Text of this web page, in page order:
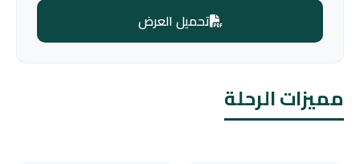
مميزات الرحلة
تحميل العرض